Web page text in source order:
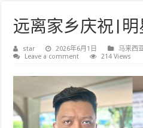
远离家乡庆祝|明
star 2026年6月1日
马来西
Leave a comment
214 Views